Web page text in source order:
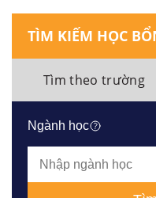
TÌM KIẾM HỌC
Tìm theo trường
Ngành học